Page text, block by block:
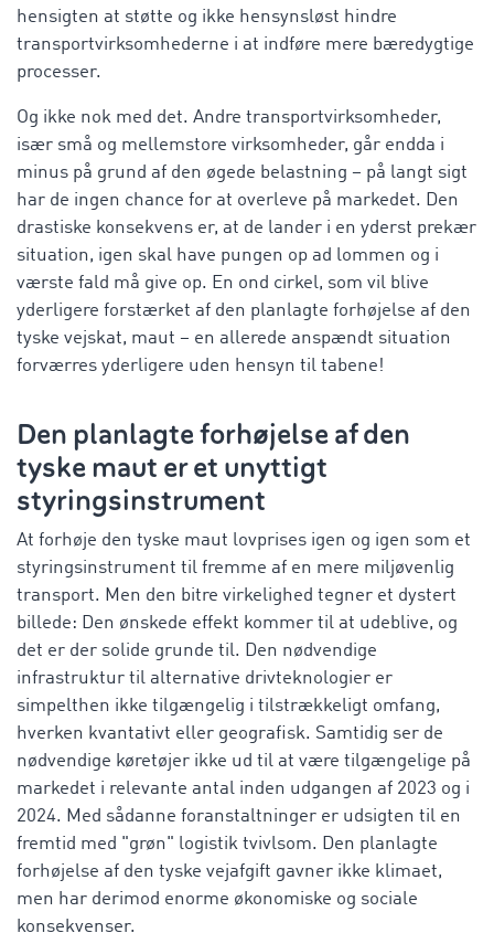
hensigten at støtte og ikke hensynsløst hindre
transportvirksomhederne i at indføre mere bæredygtige
processer.
Og ikke nok med det. Andre transportvirksomheder,
især små og mellemstore virksomheder, går endda i
minus på grund af den øgede belastning – på langt sigt
har de ingen chance for at overleve på markedet. Den
drastiske konsekvens er, at de lander i en yderst prekær
situation, igen skal have pungen op ad lommen og i
værste fald må give op. En ond cirkel, som vil blive
yderligere forstærket af den planlagte forhøjelse af den
tyske vejskat, maut – en allerede anspændt situation
forværres yderligere uden hensyn til tabene!
Den planlagte forhøjelse af den
tyske maut er et unyttigt
styringsinstrument
At forhøje den tyske maut lovprises igen og igen som et
styringsinstrument til fremme af en mere miljøvenlig
transport. Men den bitre virkelighed tegner et dystert
billede: Den ønskede effekt kommer til at udeblive, og
det er der solide grunde til. Den nødvendige
infrastruktur til alternative drivteknologier er
simpelthen ikke tilgængelig i tilstrækkeligt omfang,
hverken kvantativt eller geografisk. Samtidig ser de
nødvendige køretøjer ikke ud til at være tilgængelige på
markedet i relevante antal inden udgangen af 2023 og i
2024. Med sådanne foranstaltninger er udsigten til en
fremtid med "grøn" logistik tvivlsom. Den planlagte
forhøjelse af den tyske vejafgift gavner ikke klimaet,
men har derimod enorme økonomiske og sociale
konsekvenser.